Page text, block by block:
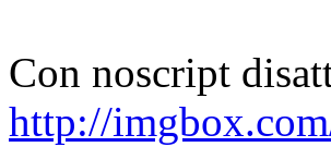
Con noscript
http://